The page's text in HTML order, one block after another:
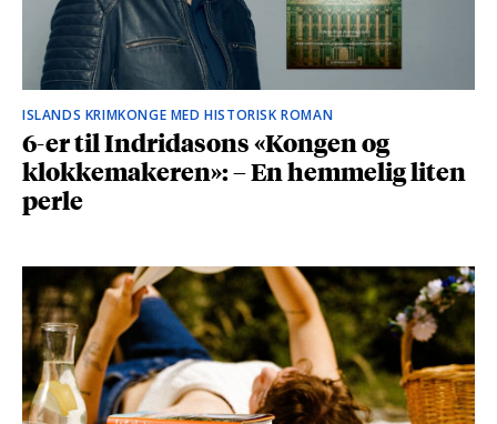
ISLANDS KRIMKONGE MED HISTORISK ROMAN
6-er til Indridasons «Kongen og
klokkemakeren»: – En hemmelig liten
perle